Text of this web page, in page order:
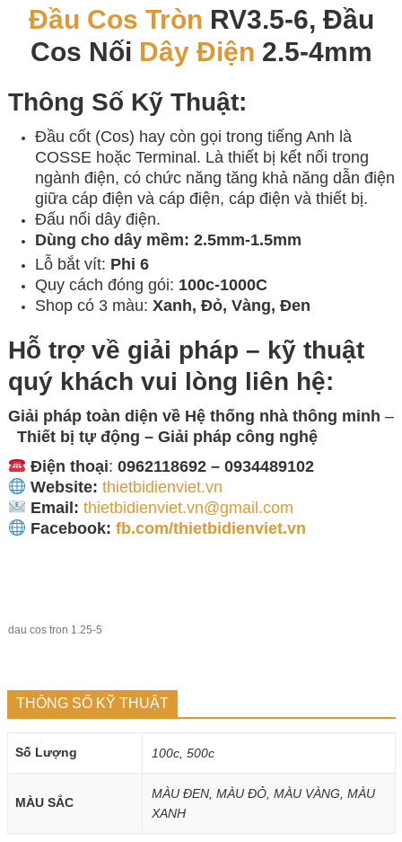
Đầu Cos Tròn RV3.5-6, Đầu
Cos Nối Dây Điện 2.5-4mm
Thông Số Kỹ Thuật:
Đầu cốt (Cos) hay còn gọi trong tiếng Anh là
COSSE hoặc Terminal. Là thiết bị kết nối trong
ngành điện, có chức năng tăng khả năng dẫn điện
giữa cáp điện và cáp điện, cáp điện và thiết bị.
Đấu nối dây điện.
Dùng cho dây mềm: 2.5mm-1.5mm
Lỗ bắt vít: Phi 6
Quy cách đóng gói: 100c-1000C
Shop có 3 màu: Xanh, Đỏ, Vàng, Đen
Hỗ trợ về giải pháp – kỹ thuật
quý khách vui lòng liên hệ:
Giải pháp toàn diện về Hệ thống nhà thông minh –
Thiết bị tự động – Giải pháp công nghệ
Điện thoại: 0962118692 – 0934489102
Website: thietbidienviet.vn
Email: thietbidienviet.vn@gmail.com
Facebook: fb.com/thietbidienviet.vn
dau cos tron 1.25-5
THÔNG SỐ KỸ THUẬT
Số Lượng 100c, 500c
MÀU SẮC
MÀU ĐEN, MÀU ĐỎ, MÀU VÀNG, MÀU
XANH